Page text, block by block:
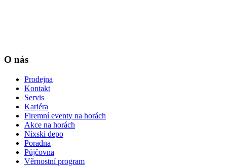
O nás
Prodejna
Kontakt
Servis
Kariéra
Firemní eventy na horách
Akce na horách
Nixski depo
Poradna
Půjčovna
Věrnostní program